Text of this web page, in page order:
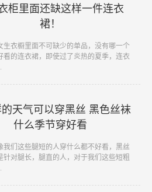
柜里面还缺这样一件连衣
裙！
生衣橱里面不可缺少的单品，没有哪一个
看的连衣裙，即使过了炎热的夏季，连衣
天气可以穿黑丝 黑色丝袜
什么季节穿好看
我们这些腿短的人穿什么都不好看，黑丝
针对腿长，腿直的人，对于我们这些短粗